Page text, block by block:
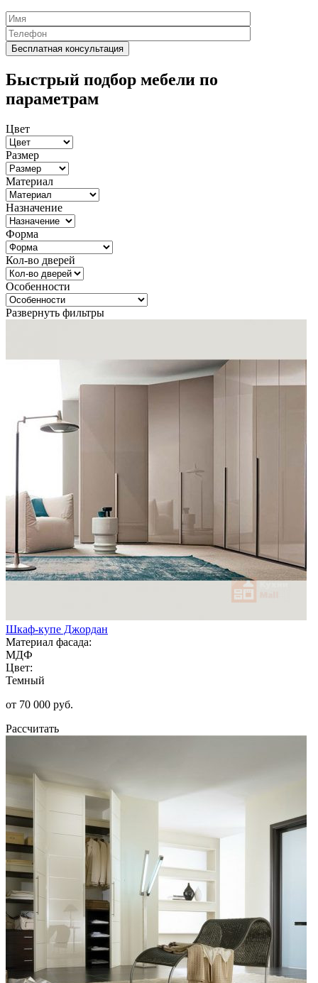
Быстрый подбор мебели по
параметрам
Цвет
Размер
Материал
Назначение
Форма
Кол-во дверей
Особенности
Развернуть фильтры
Шкаф-купе Джордан
Материал фасада:
МДФ
Цвет:
Темный
от 70 000 руб.
Рассчитать